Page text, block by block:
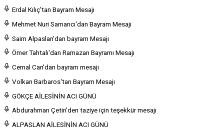
Erdal Kılıç'tan Bayram Mesajı
Mehmet Nuri Samancı'dan Bayram Mesajı
Saim Alpaslan'dan bayram Mesajı
Ömer Tahtalı'dan Ramazan Bayramı Mesajı
Cemal Can'dan bayram mesajı
Volkan Barbaros'tan Bayram Mesajı
GÖKÇE AİLESİNİN ACI GÜNÜ
Abdurahman Çetin'den taziye için teşekkür mesajı
ALPASLAN AİLESİNİN ACI GÜNÜ